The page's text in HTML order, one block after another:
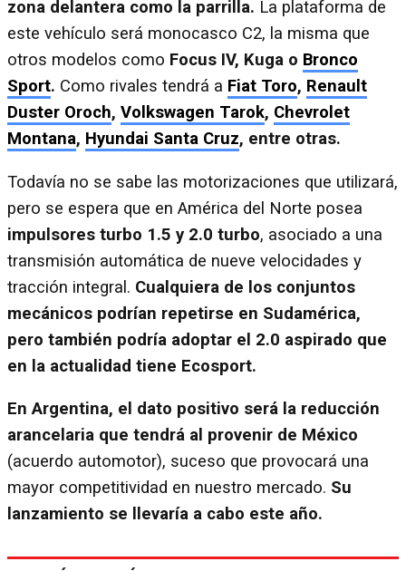
zona delantera como la parrilla. La plataforma de
este vehículo será monocasco C2, la misma que
otros modelos como Focus IV, Kuga o Bronco
Sport. Como rivales tendrá a Fiat Toro, Renault
Duster Oroch, Volkswagen Tarok, Chevrolet
Montana, Hyundai Santa Cruz, entre otras.
Todavía no se sabe las motorizaciones que utilizará,
pero se espera que en América del Norte posea
impulsores turbo 1.5 y 2.0 turbo, asociado a una
transmisión automática de nueve velocidades y
tracción integral. Cualquiera de los conjuntos
mecánicos podrían repetirse en Sudamérica,
pero también podría adoptar el 2.0 aspirado que
en la actualidad tiene Ecosport.
En Argentina, el dato positivo será la reducción
arancelaria que tendrá al provenir de México
(acuerdo automotor), suceso que provocará una
mayor competitividad en nuestro mercado. Su
lanzamiento se llevaría a cabo este año.